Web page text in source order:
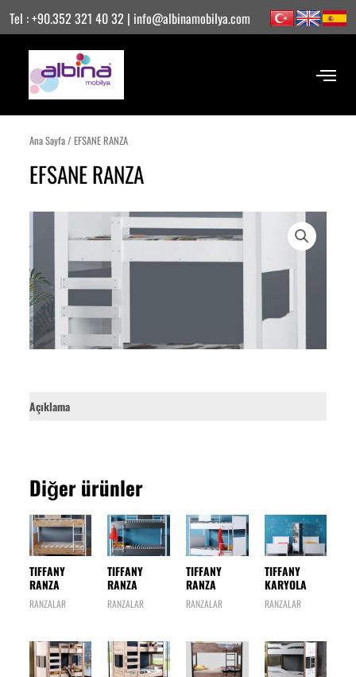
atlaTel : +90.352 321 40 32 | info@albinamobilya.com
Ana Sayfa/ EFSANE RANZA
EFSANE RANZA
Açıklama
Diğer ürünler
TIFFANY
RANZA
RANZALAR
TIFFANY
RANZA
RANZALAR
TIFFANY
RANZA
RANZALAR
TIFFANY
KARYOLA
RANZALAR